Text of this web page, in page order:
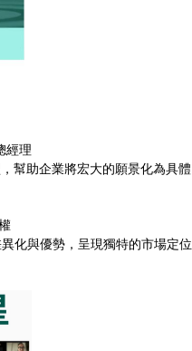
經理
幫助企業將宏大的願景化為具體
化與優勢，呈現獨特的市場定位